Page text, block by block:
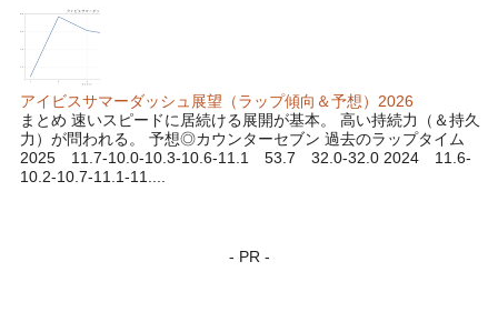
アイビスサマーダッシュ展望（ラップ傾向＆予想）2026
まとめ 速いスピードに居続ける展開が基本。 高い持続力（＆持久
力）が問われる。 予想◎カウンターセブン 過去のラップタイム
2025 11.7-10.0-10.3-10.6-11.1 53.7 32.0-32.0 2024 11.6-
10.2-10.7-11.1-11....
- PR -